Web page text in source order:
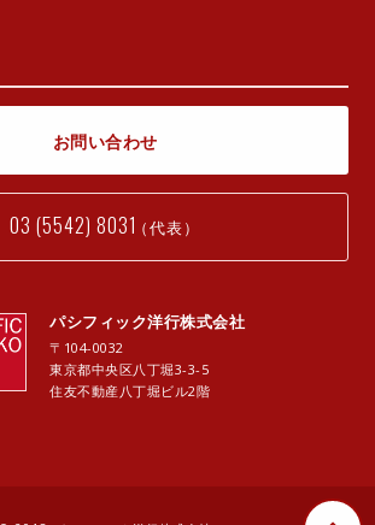
お問い合わせ
03 (5542) 8031 （代表）
パシフィック洋行株式会社
〒104-0032
東京都中央区八丁堀3-3-5
住友不動産八丁堀ビル2階